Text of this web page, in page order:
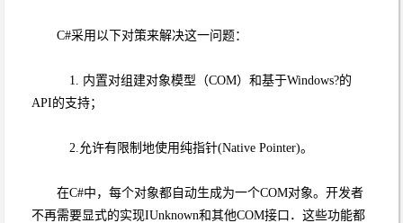
C#采用以下对策来解决这一问题：
1. 内置对组建对象模型（COM）和基于Windows?的
API的支持；
2.允许有限制地使用纯指针(Native Pointer)。
在C#中，每个对象都自动生成为一个COM对象。开发者
不再需要显式的实现IUnknown和其他COM接口．这些功能都